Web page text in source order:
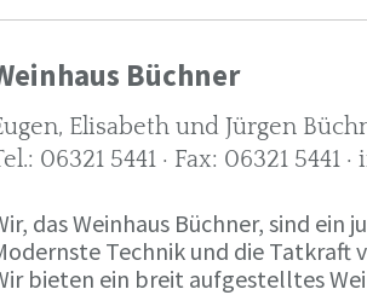
Büchner
Elisabeth und Jürgen
06321 5441 · Fax: 06321
das Weinhaus Büchner, sind ein
Technik und die Tatkraft
bieten ein breit aufgestelltes